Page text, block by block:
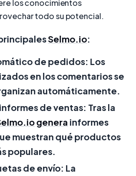
los conocimientos
todo su potencial.
Selmo.io:
de pedidos: Los
en los comentarios se
automáticamente.
de ventas: Tras la
genera informes
muestran qué productos
populares.
de envío: La